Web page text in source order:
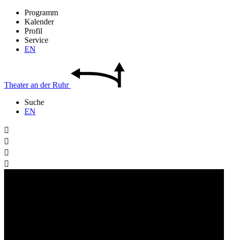
Programm
Kalender
Profil
Service
EN
Theateran derRuhr
Suche
EN



